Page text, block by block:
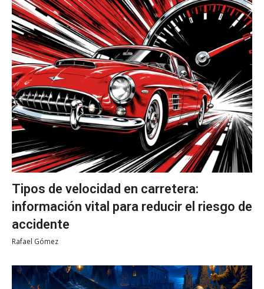
Tipos de velocidad en carretera:
información vital para reducir el riesgo de
accidente
Rafael Gómez